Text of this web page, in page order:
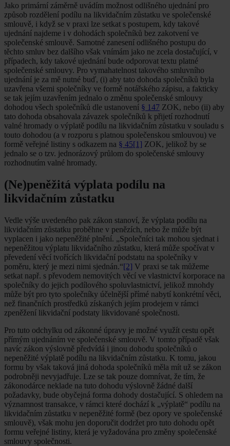
Jako primární záměrně uvádím možnost odlišného ujednání pro
způsob rozdělení podílu na likvidačním zůstatku ve společenské
smlouvě, i když se v praxi lze setkat s postupem, kdy takové
ujednání najdeme i v dohodách společníků bez zakotvení ve
společenské smlouvě. Samotné zanesení odlišného postupu do
těchto smluv bez dalšího však vnímám jako ne zcela dostačující, v
případech, kdy takové ujednání bude odporovat textu platné
společenské smlouvy. Pro vymahatelnost takového smluvního
ujednání je za mě nutné buď, (i) aby tato dohoda společníků byla
uzavřena všemi společníky ve formě notářského zápisu, a fakticky
se tak jejím uzavřením jednalo o změnu společenské smlouvy
dohodou všech společníků dle ustanovení § 147 ZOK, nebo (ii) aby
tato dohoda obsahovala závazek společníků k přijetí rozhodnutí
valné hromady o výplatě podílu na likvidačním zůstatku v souladu s
touto dohodou (a v rozporu s platnou společenskou smlouvou) ve
formě veřejné listiny s odkazem na § 45[1] ZOK, jelikož by se
jednalo se o tzv. jednorázový průlom do společenské smlouvy
rozhodnutím valné hromady.
(Ne)peněžitá výplata podílu na
likvidačním zůstatku
Vedle výše uvedeného pak zákon stanoví, že výplata podílu na
likvidačním zůstatku proběhne v penězích, nebo že může být
vyplacen i jako nepeněžité plnění. „Společníci tak mohou sjednat i
nepeněžitou výplatu likvidačního zůstatku, která může spočívat v
převedení věcí tvořících likvidační podstatu na společníky v
poměru, který je mezi nimi sjednán.“[2] V praxi se tak můžeme
setkat např. s převodem nemovitých věcí ve vlastnictví korporace na
společníky do jejich podílového spoluvlastnictví, jelikož mnohdy
může být pro tyto společníky účelnější přímé nabytí konkrétní věci,
než finančních prostředků získaných jejím prodejem v rámci
zpeněžení likvidační podstaty likvidované společnosti.
Pro tuto odchylku od zákonné úpravy je možné využít cestu opět
přímým ujednáním ve společenské smlouvě. V tomto případě však
navíc zákon výslovně předvídá i jinou dohodu společníků o
nepeněžité výplatě podílu na likvidačním zůstatku. K tomu, jakou
formu by však taková jiná dohoda společníků měla mít už se zákon
podrobněji nevyjadřuje. Lze se tak pouze domnívat, že tím, že
zákonodárce neklade na tuto dohodu výslovně žádné další
požadavky, bude obyčejná forma dohody dostačující. S ohledem na
významnost transakce, v rámci které dochází k „výplatě“ podílu na
likvidačním zůstatku v nepeněžité formě (bez opory ve společenské
smlouvě), však mohu jen doporučit dodržet pro tuto dohodu opět
formu veřejné listiny, která je vyžadována pro změny společenské
smlouvy společnosti.